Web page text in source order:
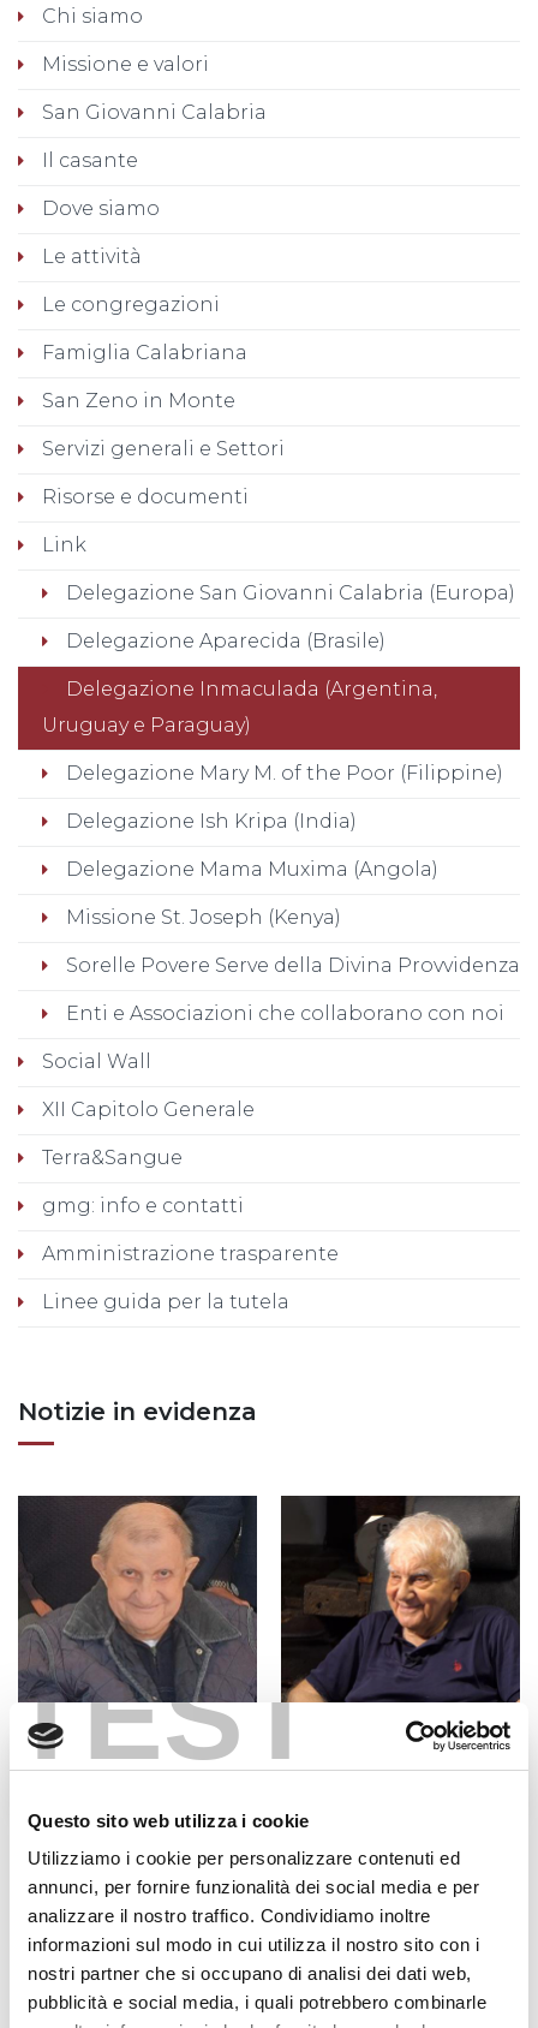
TEST
Questo sito web utilizza i cookie
Utilizziamo i cookie per personalizzare contenuti ed
annunci, per fornire funzionalità dei social media e per
analizzare il nostro traffico. Condividiamo inoltre
informazioni sul modo in cui utilizza il nostro sito con i
nostri partner che si occupano di analisi dei dati web,
pubblicità e social media, i quali potrebbero combinarle
Chi siamo
Missione e valori
San Giovanni Calabria
Il casante
Dove siamo
Le attività
Le congregazioni
Famiglia Calabriana
San Zeno in Monte
Servizi generali e Settori
Risorse e documenti
Link
Delegazione San Giovanni Calabria (Europa)
Delegazione Aparecida (Brasile)
Delegazione Inmaculada (Argentina,
Uruguay e Paraguay)
Delegazione Mary M. of the Poor (Filippine)
Delegazione Ish Kripa (India)
Delegazione Mama Muxima (Angola)
Missione St. Joseph (Kenya)
Sorelle Povere Serve della Divina Provvidenza
Enti e Associazioni che collaborano con noi
Social Wall
XII Capitolo Generale
Terra&Sangue
gmg: info e contatti
Amministrazione trasparente
Linee guida per la tutela
Notizie in evidenza
Fratel Carlo Desiderati Don Antonio Mazzi